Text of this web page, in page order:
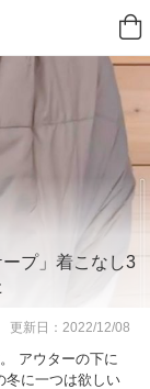
プ」着こなし3
更新日：2022/12/08
アウターの下に
冬に一つは欲しい